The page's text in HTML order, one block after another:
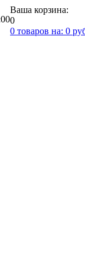
Ваша корзина:
0
0 товаров на: 0